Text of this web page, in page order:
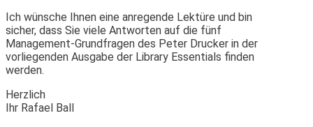
Ich wünsche Ihnen eine anregende Lektüre und bin
sicher, dass Sie viele Antworten auf die fünf
Management-Grundfragen des Peter Drucker in der
vorliegenden Ausgabe der Library Essentials finden
werden.
Herzlich
Ihr Rafael Ball